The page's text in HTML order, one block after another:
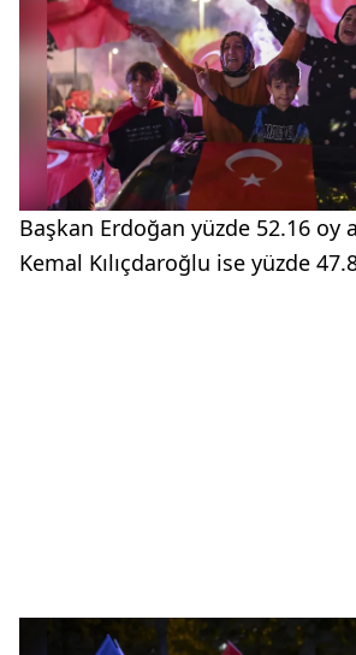
Başkan Erdoğan yüzde 52.16 oy
Kemal Kılıçdaroğlu ise yüzde